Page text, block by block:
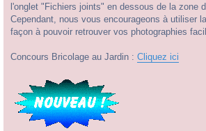
l'onglet "Fichiers joints" en dessous de la zone
Cependant, nous vous encourageons à utiliser
façon à pouvoir retrouver vos photographies
Concours Bricolage au Jardin : Cliquez ici